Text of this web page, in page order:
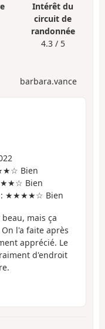
Intérêt du
circuit de
randonnée
4.3 / 5
barbara.vance
Bien
Bien
: ★★★★☆ Bien
mais ça
l'a faite après
apprécié. Le
d'endroit